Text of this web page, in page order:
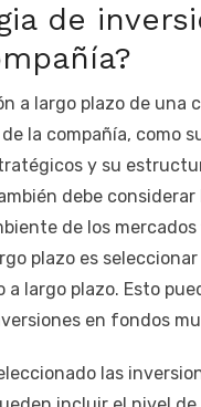
de
a largo plazo de una
la compañía, como
y su
debe
de los
plazo es
largo plazo. Esto
en fondos
las